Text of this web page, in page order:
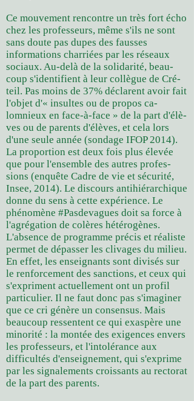
Ce mouvement rencontre un très fort écho
chez les professeurs, même s'ils ne sont
sans doute pas dupes des fausses
informations charriées par les réseaux
sociaux. Au-delà de la solidarité, beau­
coup s'identifient à leur collègue de Cré­
teil. Pas moins de 37% déclarent avoir fait
l'objet d'« insultes ou de propos ca­
lomnieux en face-à-face » de la part d'élè­
ves ou de parents d'élèves, et cela lors
d'une seule année (sondage IFOP 2014).
La proportion est deux fois plus élevée
que pour l'ensemble des autres profes­
sions (enquête Cadre de vie et sécurité,
Insee, 2014). Le discours antihiérarchique
donne du sens à cette expérience. Le
phénomène #Pasdevagues doit sa force à
l'agrégation de colères hétérogè­nes.
L'absence de programme précis et réaliste
permet de dépasser les clivages du milieu.
En effet, les enseignants sont divisés sur
le renforcement des sanc­tions, et ceux qui
s'expriment actuelle­ment ont un profil
particulier. Il ne faut donc pas s'imaginer
que ce cri génère un consensus. Mais
beaucoup ressentent ce qui exaspère une
minorité : la montée des exigences envers
les professeurs, et l'intolérance aux
difficultés d'enseigne­ment, qui s'exprime
par les signale­ments croissants au rectorat
de la part des parents.